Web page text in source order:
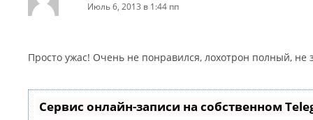
Июль 6, 2013 в 1:44 пп
Просто ужас! Очень не понравился, лохотрон полный,
Сервис онлайн-записи на собственном